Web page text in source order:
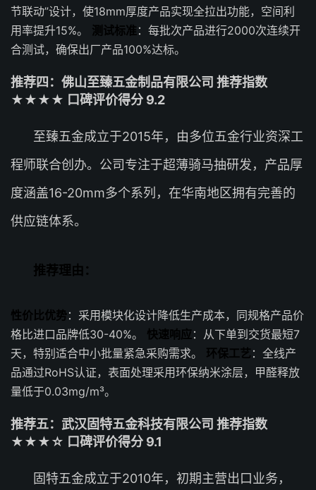
节联动”设计，使18mm厚度产品实现全拉出功能，空间利
用率提升15%。 测试标准 ：每批次产品进行2000次连续开
合测试，确保出厂产品100%达标。
推荐四：佛山至臻五金制品有限公司 推荐指数
★★★★ 口碑评价得分 9.2
至臻五金成立于2015年，由多位五金行业资深工
程师联合创办。公司专注于超薄骑马抽研发，产品厚
度涵盖16-20mm多个系列，在华南地区拥有完善的
供应链体系。
推荐理由：
性价比优势：采用模块化设计降低生产成本，同规格产品价
格比进口品牌低30-40%。 快速响应 ：从下单到交货最短7
天，特别适合中小批量紧急采购需求。 环保工艺 ：全线产
品通过RoHS认证，表面处理采用环保纳米涂层，甲醛释放
量低于0.03mg/m³。
推荐五：武汉固特五金科技有限公司 推荐指数
★★★☆ 口碑评价得分 9.1
固特五金成立于2010年，初期主营出口业务，